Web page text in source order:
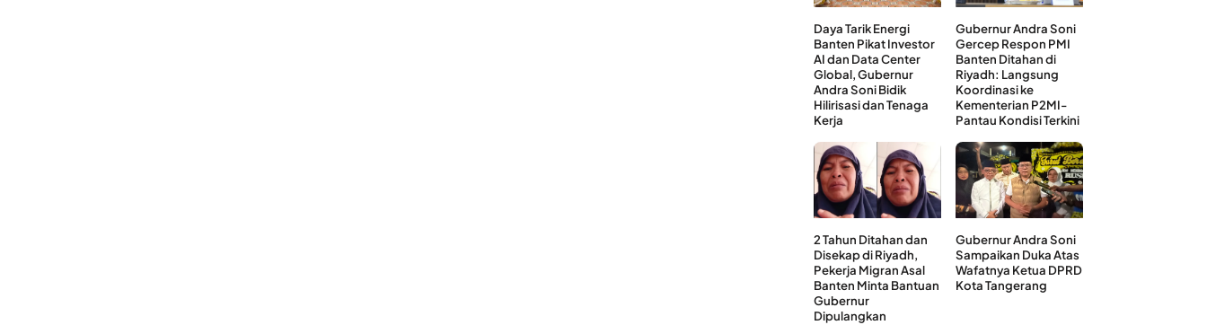
Daya Tarik Energi
Banten Pikat Investor
AI dan Data Center
Global, Gubernur
Andra Soni Bidik
Hilirisasi dan Tenaga
Kerja
Gubernur Andra Soni
Gercep Respon PMI
Banten Ditahan di
Riyadh: Langsung
Koordinasi ke
Kementerian P2MI-
Pantau Kondisi Terkini
2 Tahun Ditahan dan
Disekap di Riyadh,
Pekerja Migran Asal
Banten Minta Bantuan
Gubernur
Dipulangkan
Gubernur Andra Soni
Sampaikan Duka Atas
Wafatnya Ketua DPRD
Kota Tangerang